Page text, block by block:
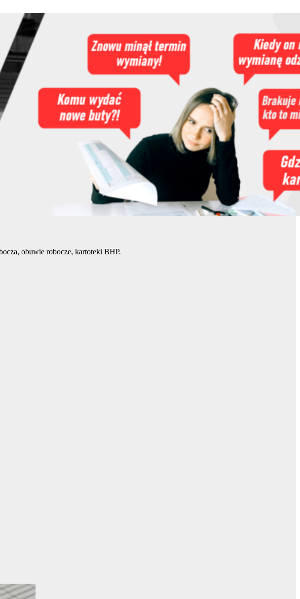
obuwie robocze, kartoteki BHP.